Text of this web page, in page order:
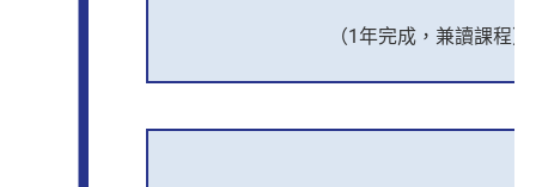
（1年完成，兼讀課程）